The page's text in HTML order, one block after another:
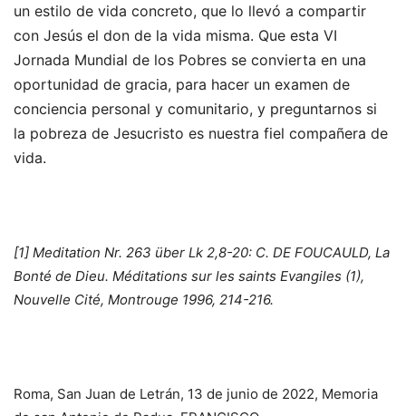
un estilo de vida concreto, que lo llevó a compartir
con Jesús el don de la vida misma. Que esta VI
Jornada Mundial de los Pobres se convierta en una
oportunidad de gracia, para hacer un examen de
conciencia personal y comunitario, y preguntarnos si
la pobreza de Jesucristo es nuestra fiel compañera de
vida.
[1] Meditation Nr. 263 über Lk 2,8-20: C. DE FOUCAULD, La
Bonté de Dieu. Méditations sur les saints Evangiles (1),
Nouvelle Cité, Montrouge 1996, 214-216.
Roma, San Juan de Letrán, 13 de junio de 2022, Memoria